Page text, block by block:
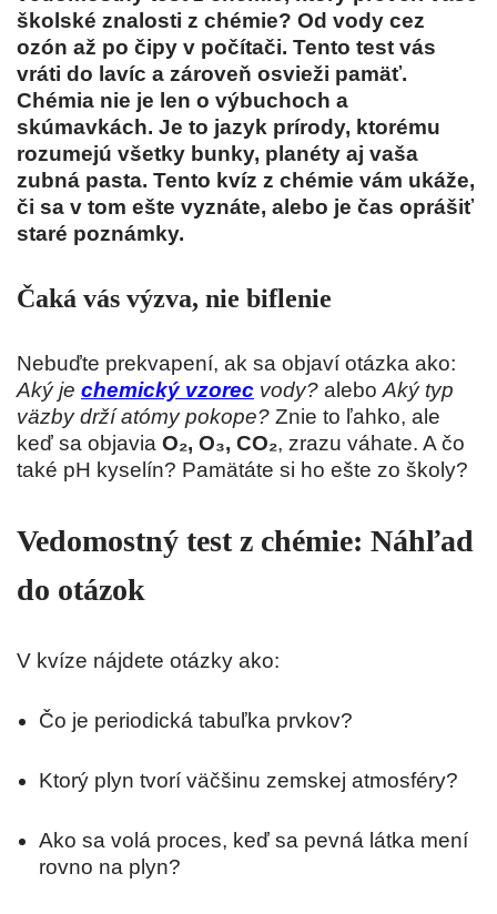
školské znalosti z chémie? Od vody cez
ozón až po čipy v počítači. Tento test vás
vráti do lavíc a zároveň osvieži pamäť.
Chémia nie je len o výbuchoch a
skúmavkách. Je to jazyk prírody, ktorému
rozumejú všetky bunky, planéty aj vaša
zubná pasta. Tento kvíz z chémie vám ukáže,
či sa v tom ešte vyznáte, alebo je čas oprášiť
staré poznámky.
Čaká vás výzva, nie biflenie
Nebuďte prekvapení, ak sa objaví otázka ako:
Aký je chemický vzorec vody? alebo Aký typ
väzby drží atómy pokope? Znie to ľahko, ale
keď sa objavia O₂, O₃, CO₂, zrazu váhate. A čo
také pH kyselín? Pamätáte si ho ešte zo školy?
Vedomostný test z chémie: Náhľad
do otázok
V kvíze nájdete otázky ako:
Čo je periodická tabuľka prvkov?
Ktorý plyn tvorí väčšinu zemskej atmosféry?
Ako sa volá proces, keď sa pevná látka mení
rovno na plyn?